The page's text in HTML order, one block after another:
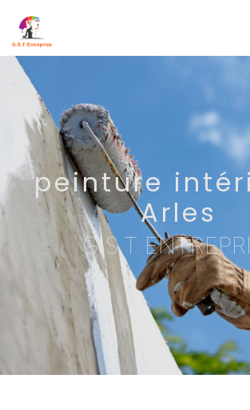
peinture
Arles
G.S.T